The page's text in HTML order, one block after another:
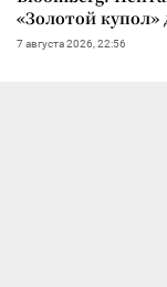
«Золотой купол»
7 августа 2026, 22:56